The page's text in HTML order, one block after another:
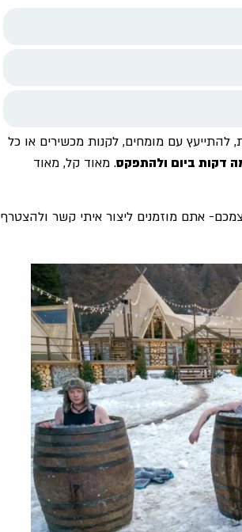
להתייעץ עם מומחים, לקנות מכשירים או כל
דקות ביום ולהתפקס. מאוד קל, מאוד
אתם מוזמנים ליצור איתי קשר ולהצטרף